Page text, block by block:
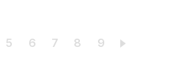
Trang
5 Trang
6 Trang
7 Trang
8 Trang
9